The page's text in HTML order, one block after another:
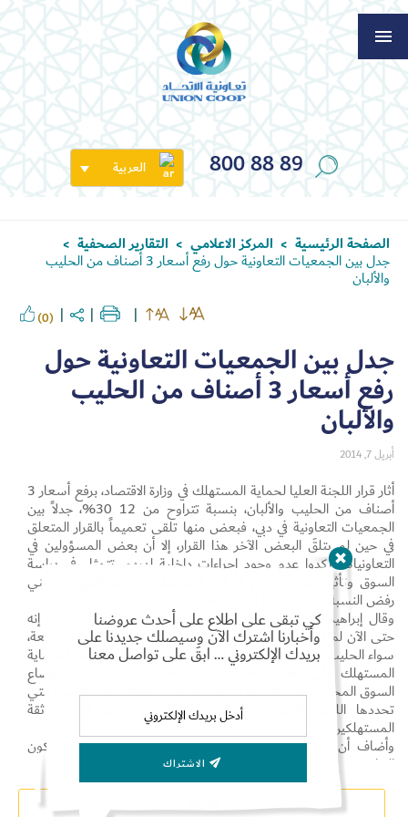
800 88 89 العربية
الصفحة الرئيسية > المركز الاعلامي > التقارير الصحفية >
جدل بين الجمعيات التعاونية حول رفع أسعار 3 أصناف من الحليب
والألبان
(0)
جدل بين الجمعيات التعاونية حول
رفع أسعار 3 أصناف من الحليب
والألبان
أبريل 7, 2014
أثار قرار اللجنة العليا لحماية المستهلك في وزارة الاقتصاد، برفع أسعار 3
أصناف من الحليب والألبان، بنسبة تتراوح من 12 30%، جدلاً بين
الجمعيات التعاونية في دبي، فبعض منها تلقى تعميماً بالقرار المتعلق
في حين لم يتلقَ البعض الآخر هذا القرار، إلا أن بعض المسؤولين في
التعاونيات، أكدوا عدم وجود إجراءات داخلية لديهم، تتمثل في دراسة
السوق وتأثير نسبة الارتفاع في ثقة المستهلكين، الأمر الذي قد يعني
رفض النسبة التي تحددها اللجنة العليا .
وقال إبراهيم البحر، نائب مدير عام جمعية الاتحاد التعاونية بدبي، إنه
حتى الآن لم تردنا أي موافقة من وزارة الاقتصاد برفع أسعار أي سلعة،
سواء الحليب أو أي منتج آخر، إلا أنه في حالة موافقة اللجنة العليا لحماية
المستهلك على رفع الأسعار، فإننا كجمعية، سنقوم بدراسة أوضاع
السوق المحلي، وتأثير الزيادة في المستهلكين، وبالتالي رفض النسبة التي
تحددها اللجنة العليا، واستبدالها بنسبة أقل، تجنباً لفقدان ثقة
المستهلكين .
وأضاف أن أي شركة منتجة للحليب، تفكر في رفع السعر، ستكون
الخاسرة، خاصة مع وجود المنافسين لها، الذين يوفرون البدائل بجودة
عالية وبسعر أقل، الأمر الذي يحتم على المستهلك بالتحديد، عدم
الانجرار وراء اسم منتج ما، بل البحث عن سلع بديلة، وبالتالي فإن أي
كي تبقى على اطلاع على أحدث عروضنا
وأخبارنا اشترك الآن وسيصلك جديدنا على
بريدك الإلكتروني … ابقَ على تواصل معنا
Set Youtube Channel ID